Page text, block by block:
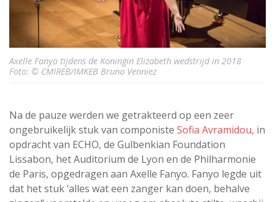
Axelle Fanyo tijdens de Koningin Elizabeth wedstrijd in 2018
Foto: © CMIREB/IMKEB Bruno Venniez
Na de pauze werden we getrakteerd op een zeer
ongebruikelijk stuk van componiste Sofia Avramidou, in
opdracht van ECHO, de Gulbenkian Foundation
Lissabon, het Auditorium de Lyon en de Philharmonie
de Paris, opgedragen aan Axelle Fanyo. Fanyo legde uit
dat het stuk ‘alles wat een zanger kan doen, behalve